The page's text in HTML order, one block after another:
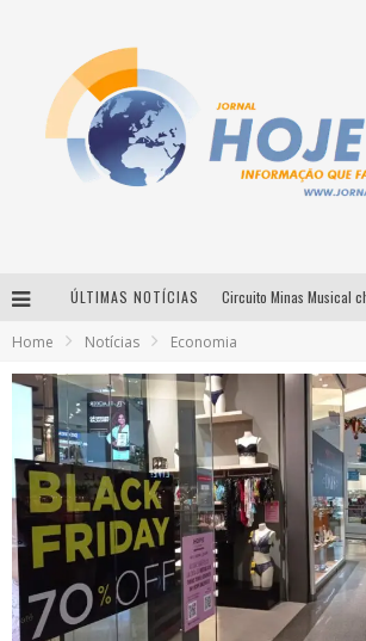
ÚLTIMAS NOTÍCIAS
Home Notícias Economia